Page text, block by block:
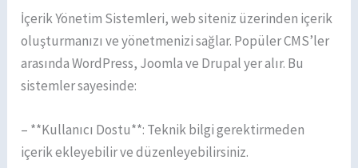
İçerik Yönetim Sistemleri, web siteniz üzerinden içerik
oluşturmanızı ve yönetmenizi sağlar. Popüler CMS’ler
arasında WordPress, Joomla ve Drupal yer alır. Bu
sistemler sayesinde:
– **Kullanıcı Dostu**: Teknik bilgi gerektirmeden
içerik ekleyebilir ve düzenleyebilirsiniz.